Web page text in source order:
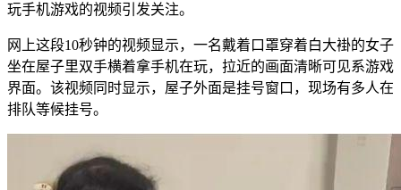
玩手机游戏的视频引发关注。
网上这段10秒钟的视频显示，一名戴着口罩穿着白大褂的女子
坐在屋子里双手横着拿手机在玩，拉近的画面清晰可见系游戏
界面。该视频同时显示，屋子外面是挂号窗口，现场有多人在
排队等候挂号。